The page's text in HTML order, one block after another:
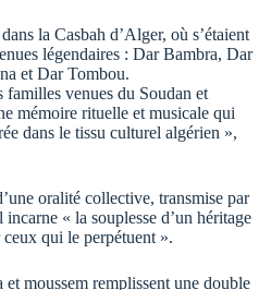
la Casbah d’Alger, où s’étaient
légendaires : Dar Bambra, Dar
et Dar Tombou.
familles venues du Soudan et
mémoire rituelle et musicale qui
dans le tissu culturel algérien »,
oralité collective, transmise par
« la souplesse d’un héritage
qui le perpétuent ».
moussem remplissent une double